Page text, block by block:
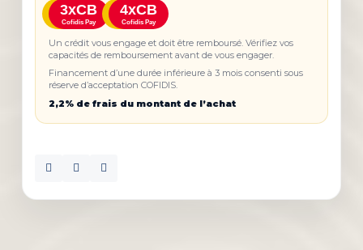
3xCB
Cofidis Pay
4xCB
Cofidis Pay
Un crédit vous engage et doit être remboursé. Vérifiez vos
capacités de remboursement avant de vous engager.
Financement d’une durée inférieure à 3 mois consenti sous
réserve d’acceptation COFIDIS.
2,2% de frais du montant de l’achat